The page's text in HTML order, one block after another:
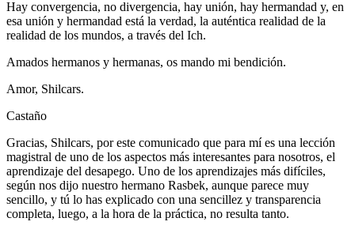
Hay convergencia, no divergencia, hay unión, hay hermandad y, en
esa unión y hermandad está la verdad, la auténtica realidad de la
realidad de los mundos, a través del Ich.
Amados hermanos y hermanas, os mando mi bendición.
Amor, Shilcars.
Castaño
Gracias, Shilcars, por este comunicado que para mí es una lección
magistral de uno de los aspectos más interesantes para nosotros, el
aprendizaje del desapego. Uno de los aprendizajes más difíciles,
según nos dijo nuestro hermano Rasbek, aunque parece muy
sencillo, y tú lo has explicado con una sencillez y transparencia
completa, luego, a la hora de la práctica, no resulta tanto.